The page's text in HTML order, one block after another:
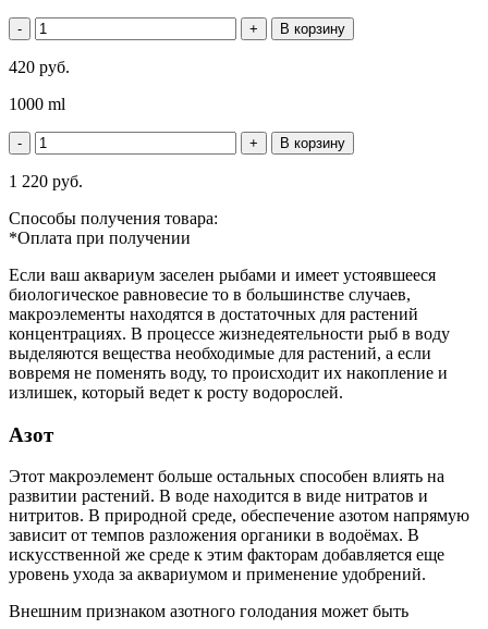
420 руб.
1000 ml
1 220 руб.
Способы получения товара:
*Оплата при получении
Если ваш аквариум заселен рыбами и имеет устоявшееся
биологическое равновесие то в большинстве случаев,
макроэлементы находятся в достаточных для растений
концентрациях. В процессе жизнедеятельности рыб в воду
выделяются вещества необходимые для растений, а если
вовремя не поменять воду, то происходит их накопление и
излишек, который ведет к росту водорослей.
Азот
Этот макроэлемент больше остальных способен влиять на
развитии растений. В воде находится в виде нитратов и
нитритов. В природной среде, обеспечение азотом напрямую
зависит от темпов разложения органики в водоёмах. В
искусственной же среде к этим факторам добавляется еще
уровень ухода за аквариумом и применение удобрений.
Внешним признаком азотного голодания может быть